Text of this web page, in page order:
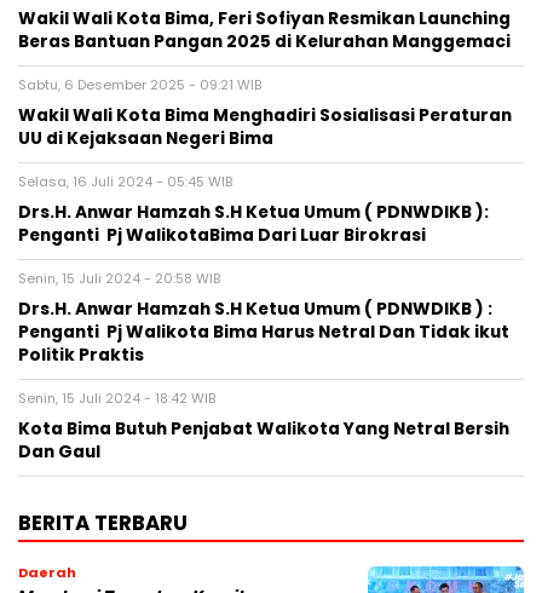
Wakil Wali Kota Bima, Feri Sofiyan Resmikan Launching
Beras Bantuan Pangan 2025 di Kelurahan Manggemaci
Sabtu, 6 Desember 2025 - 09:21 WIB
Wakil Wali Kota Bima Menghadiri Sosialisasi Peraturan
UU di Kejaksaan Negeri Bima
Selasa, 16 Juli 2024 - 05:45 WIB
Drs.H. Anwar Hamzah S.H Ketua Umum ( PDNWDIKB ):
Penganti Pj WalikotaBima Dari Luar Birokrasi
Senin, 15 Juli 2024 - 20:58 WIB
Drs.H. Anwar Hamzah S.H Ketua Umum ( PDNWDIKB ) :
Penganti Pj Walikota Bima Harus Netral Dan Tidak ikut
Politik Praktis
Senin, 15 Juli 2024 - 18:42 WIB
Kota Bima Butuh Penjabat Walikota Yang Netral Bersih
Dan Gaul
BERITA TERBARU
Daerah